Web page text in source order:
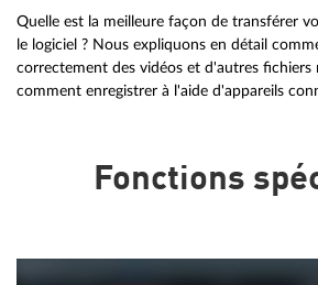
Quelle est la meilleure façon de transférer
le logiciel ? Nous expliquons en détail
correctement des vidéos et d'autres fichiers
comment enregistrer à l'aide d'appareils
Fonctions